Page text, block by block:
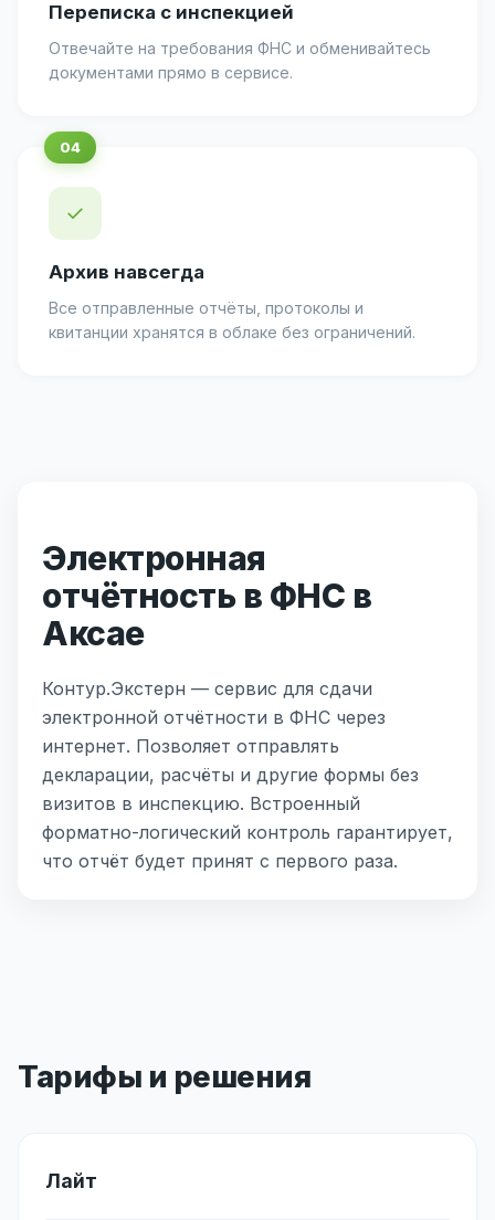
Переписка с инспекцией
Отвечайте на требования ФНС и обменивайтесь
документами прямо в сервисе.
✓
Архив навсегда
Все отправленные отчёты, протоколы и
квитанции хранятся в облаке без ограничений.
Электронная
отчётность в ФНС в
Аксае
Контур.Экстерн — сервис для сдачи
электронной отчётности в ФНС через
интернет. Позволяет отправлять
декларации, расчёты и другие формы без
визитов в инспекцию. Встроенный
форматно-логический контроль гарантирует,
что отчёт будет принят с первого раза.
Тарифы и решения
Лайт